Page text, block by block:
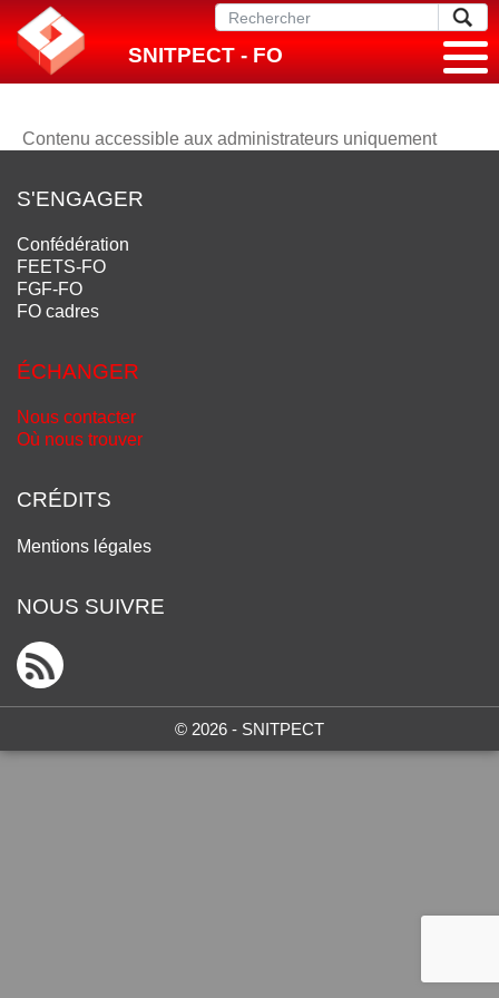
SNITPECT - FO
Contenu accessible aux administrateurs uniquement
S'ENGAGER
Confédération
FEETS-FO
FGF-FO
FO cadres
ÉCHANGER
Nous contacter
Où nous trouver
CRÉDITS
Mentions légales
NOUS SUIVRE
© 2026 - SNITPECT